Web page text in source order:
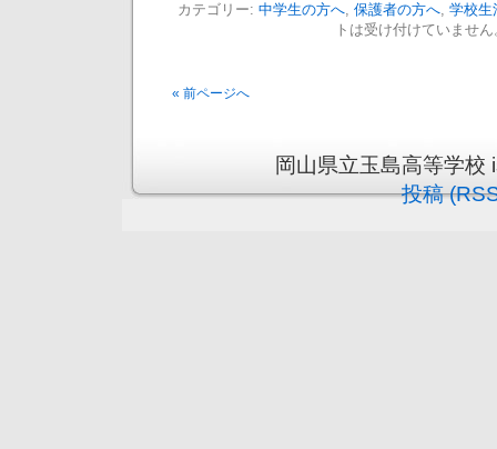
カテゴリー: 中学生の方へ, 保護者の方へ, 学校生
トは受け付けていません
« 前ページへ
岡山県立玉島高等学
投稿